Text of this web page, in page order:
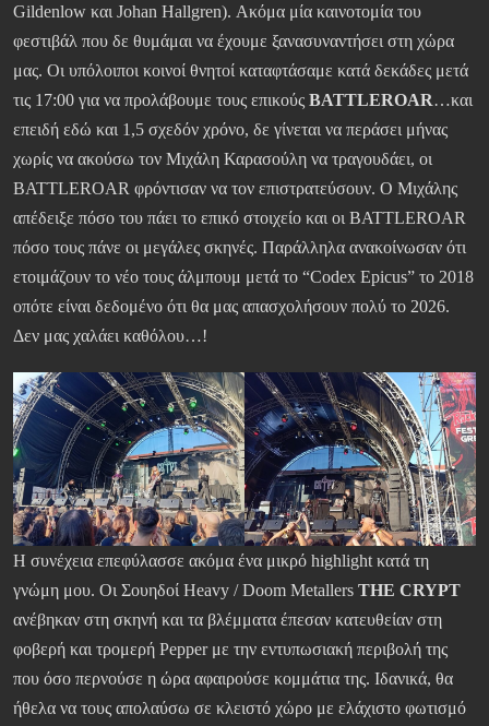
Gildenlow και Johan Hallgren). Ακόμα μία καινοτομία του
φεστιβάλ που δε θυμάμαι να έχουμε ξανασυναντήσει στη χώρα
μας. Οι υπόλοιποι κοινοί θνητοί καταφτάσαμε κατά δεκάδες μετά
τις 17:00 για να προλάβουμε τους επικούς BATTLEROAR…και
επειδή εδώ και 1,5 σχεδόν χρόνο, δε γίνεται να περάσει μήνας
χωρίς να ακούσω τον Μιχάλη Καρασούλη να τραγουδάει, οι
BATTLEROAR φρόντισαν να τον επιστρατεύσουν. Ο Μιχάλης
απέδειξε πόσο του πάει το επικό στοιχείο και οι BATTLEROAR
πόσο τους πάνε οι μεγάλες σκηνές. Παράλληλα ανακοίνωσαν ότι
ετοιμάζουν το νέο τους άλμπουμ μετά το “Codex Epicus” το 2018
οπότε είναι δεδομένο ότι θα μας απασχολήσουν πολύ το 2026.
Δεν μας χαλάει καθόλου…!
Η συνέχεια επεφύλασσε ακόμα ένα μικρό highlight κατά τη
γνώμη μου. Οι Σουηδοί Heavy / Doom Metallers THE CRYPT
ανέβηκαν στη σκηνή και τα βλέμματα έπεσαν κατευθείαν στη
φοβερή και τρομερή Pepper με την εντυπωσιακή περιβολή της
που όσο περνούσε η ώρα αφαιρούσε κομμάτια της. Ιδανικά, θα
ήθελα να τους απολαύσω σε κλειστό χώρο με ελάχιστο φωτισμό